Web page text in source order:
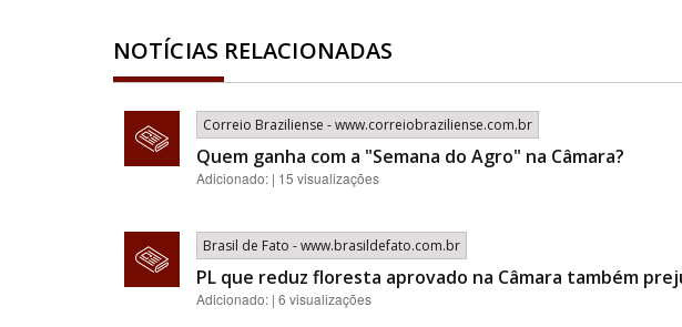
NOTÍCIAS RELACIONADAS
Correio Braziliense - www.correiobraziliense.com.br
Quem ganha com a "Semana do Agro" na Câmara?
Adicionado: | 15 visualizações
Brasil de Fato - www.brasildefato.com.br
PL que reduz floresta aprovado na Câmara também
Adicionado: | 6 visualizações